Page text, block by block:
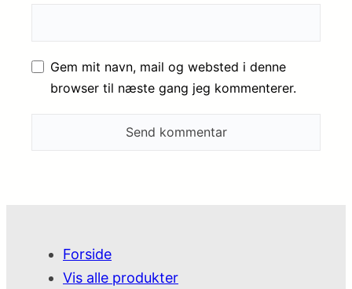
Gem mit navn, mail og websted i denne
browser til næste gang jeg kommenterer.
Forside
Vis alle produkter